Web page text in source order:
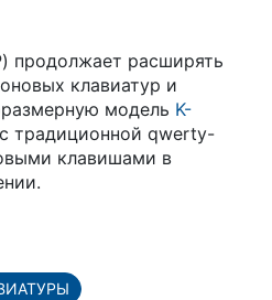
продолжает расширять
клавиатур и
модель K-
с традиционной qwerty-
клавишами в